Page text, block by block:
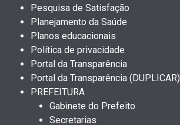
Pesquisa de Satisfação
Planejamento da Saúde
Planos educacionais
Política de privacidade
Portal da Transparência
Portal da Transparência (DUPLICAR)
PREFEITURA
Gabinete do Prefeito
Secretarias